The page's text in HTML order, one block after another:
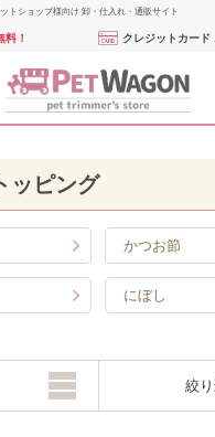
トショップ様向け 卸・仕入れ・通販サイト
！ クレジットカード
ッピング
かつお節
にぼし
絞